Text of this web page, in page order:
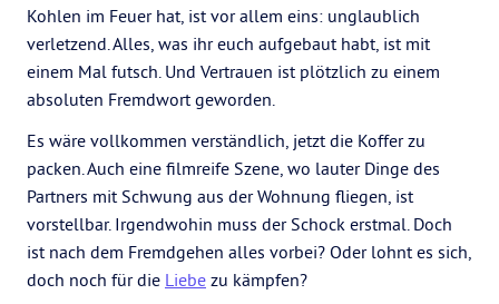
Kohlen im Feuer hat, ist vor allem eins: unglaublich
verletzend. Alles, was ihr euch aufgebaut habt, ist mit
einem Mal futsch. Und Vertrauen ist plötzlich zu einem
absoluten Fremdwort geworden.
Es wäre vollkommen verständlich, jetzt die Koffer zu
packen. Auch eine filmreife Szene, wo lauter Dinge des
Partners mit Schwung aus der Wohnung fliegen, ist
vorstellbar. Irgendwohin muss der Schock erstmal. Doch
ist nach dem Fremdgehen alles vorbei? Oder lohnt es sich,
doch noch für die Liebe zu kämpfen?